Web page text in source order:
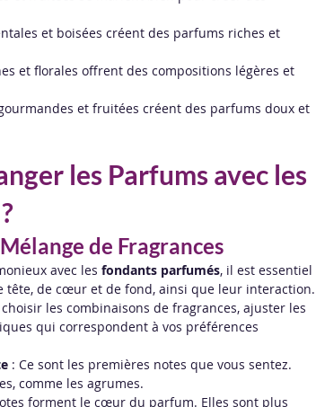
et boisées créent des parfums riches et
et florales offrent des compositions légères et
et fruitées créent des parfums doux et
les Parfums avec les
de Fragrances
avec les fondants parfumés, il est essentiel
tête, de cœur et de fond, ainsi que leur interaction.
les combinaisons de fragrances, ajuster les
qui correspondent à vos préférences
: Ce sont les premières notes que vous sentez.
comme les agrumes.
forment le cœur du parfum. Elles sont plus